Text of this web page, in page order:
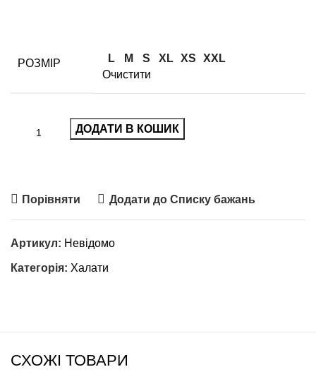
РОЗМІР L M S XL XS
XXL
Очистити
ДОДАТИ В КОШИК
Порівняти Додати до Списку бажань
Артикул: Невідомо
Категорія: Халати
СХОЖІ ТОВАРИ